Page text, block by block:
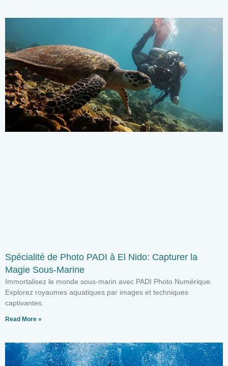
Spécialité de Photo PADI à El Nido: Capturer la
Magie Sous-Marine
Immortalisez le monde sous-marin avec PADI Photo Numérique.
Explorez royaumes aquatiques par images et techniques
captivantes.
Read More »